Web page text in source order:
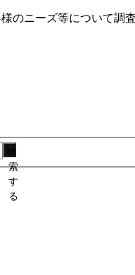
のニーズ等について調
索
す
る